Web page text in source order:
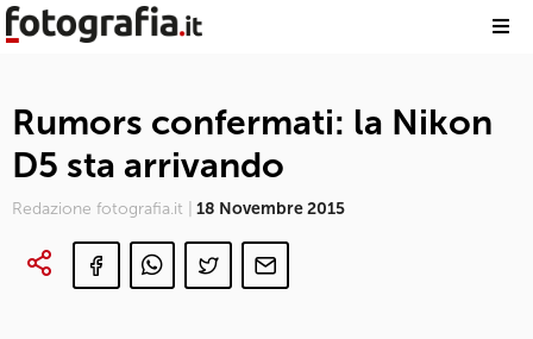
Rumors confermati: la Nikon
D5 sta arrivando
Redazione fotografia.it | 18 Novembre 2015